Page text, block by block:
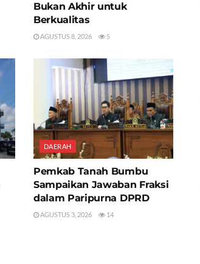
Bukan Akhir untuk
Berkualitas
AGUSTUS 8, 2026 5
DAERAH
Pemkab Tanah Bumbu
Sampaikan Jawaban Fraksi
dalam Paripurna DPRD
AGUSTUS 3, 2026 14